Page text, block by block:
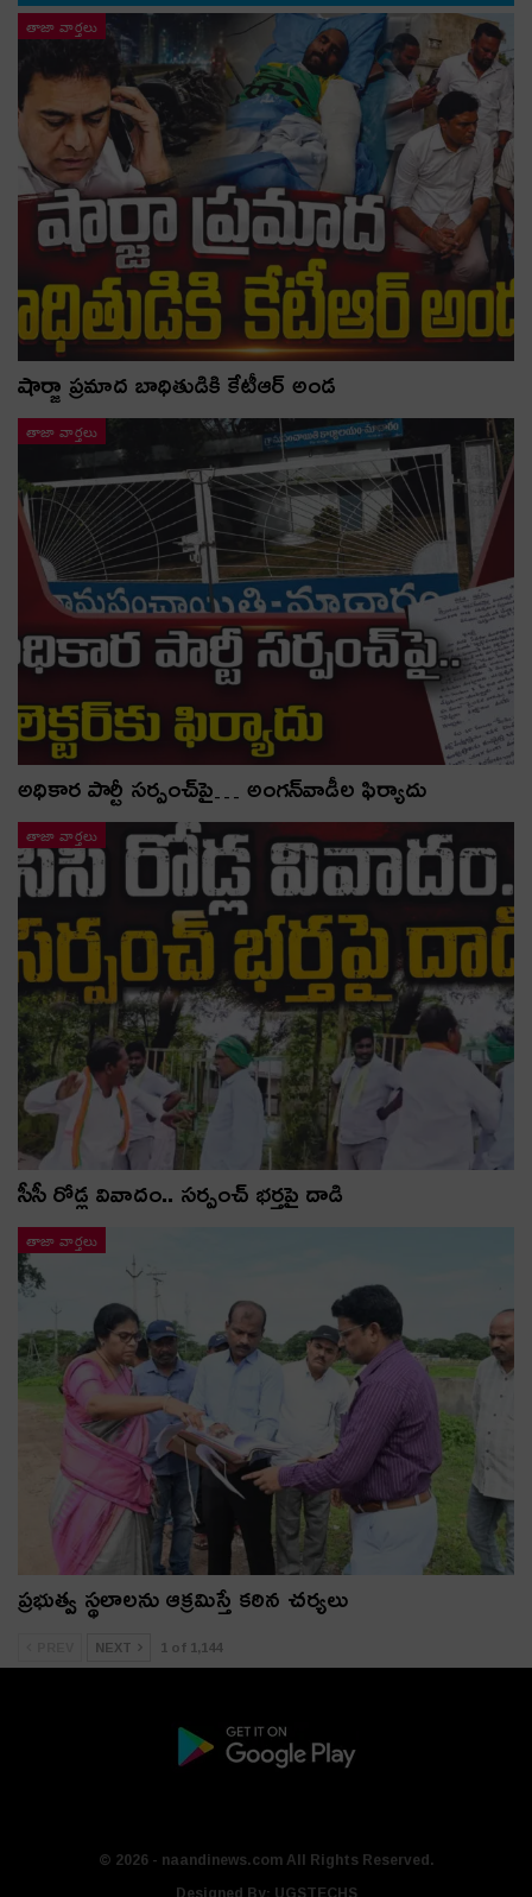
తాజా వార్తలు
షార్జా ప్రమాద బాధితుడికి కేటీఆర్ అండ
తాజా వార్తలు
అధికార పార్టీ స‌ర్పంచ్‌పై… అంగ‌న్‌వాడీల ఫిర్యాదు
తాజా వార్తలు
సీసీ రోడ్ల వివాదం.. స‌ర్పంచ్ భ‌ర్త‌పై దాడి
తాజా వార్తలు
ప్రభుత్వ స్థలాలను ఆక్రమిస్తే కఠిన చర్యలు
NEXT 1 of 1,144
© 2026 - naandinews.com All Rights Reserved.